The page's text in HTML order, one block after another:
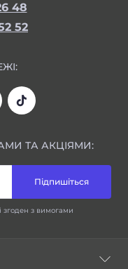
48
52
ТА АКЦІЯМИ:
Підпишіться
і згоден з вимогами